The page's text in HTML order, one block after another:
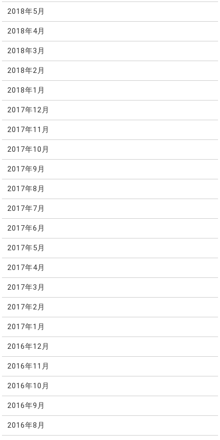
2018年5月
2018年4月
2018年3月
2018年2月
2018年1月
2017年12月
2017年11月
2017年10月
2017年9月
2017年8月
2017年7月
2017年6月
2017年5月
2017年4月
2017年3月
2017年2月
2017年1月
2016年12月
2016年11月
2016年10月
2016年9月
2016年8月